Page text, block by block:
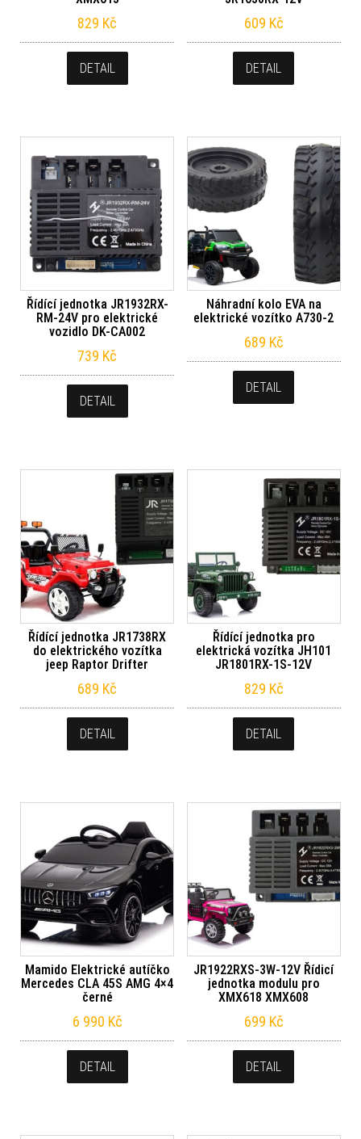
829 Kč
DETAIL
609 Kč
DETAIL
Řídící jednotka JR1932RX-
RM-24V pro elektrické
vozidlo DK-CA002
739 Kč
DETAIL
Náhradní kolo EVA na
elektrické vozítko A730-2
689 Kč
DETAIL
Řídící jednotka JR1738RX
do elektrického vozítka
jeep Raptor Drifter
689 Kč
DETAIL
Řídící jednotka pro
elektrická vozítka JH101
JR1801RX-1S-12V
829 Kč
DETAIL
Mamido Elektrické autíčko
Mercedes CLA 45S AMG 4×4
černé
6 990 Kč
DETAIL
JR1922RXS-3W-12V Řídicí
jednotka modulu pro
XMX618 XMX608
699 Kč
DETAIL